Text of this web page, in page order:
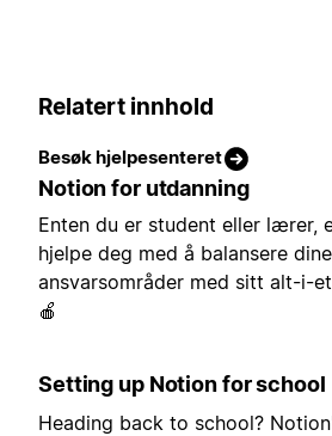
Relatert innhold
Besøk hjelpesenteret
Notion for utdanning
Enten du er student eller lærer,
hjelpe deg med å balansere
ansvarsområder med sitt alt-i-
🍎
Setting up Notion for school
Heading back to school?